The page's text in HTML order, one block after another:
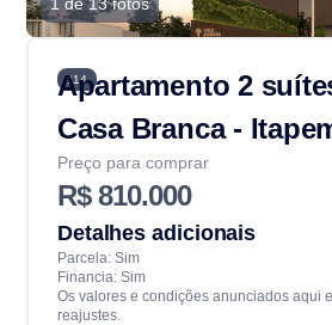
114
Apartamento 2
Casa Branca -
Preço para comprar
R$ 810.000
Detalhes adicionais
Parcela: Sim
Financia: Sim
Os valores e condições anunciados aqui
reajustes.